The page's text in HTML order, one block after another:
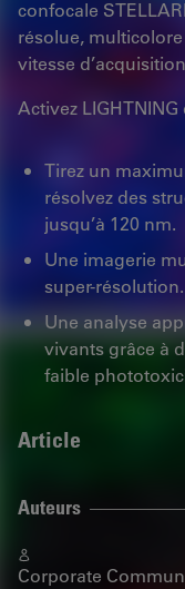
confocale
résolue,
vitesse
Activez
Tirez un
résolvez des
jusqu’à 120 nm.
Une imagerie
super-résolution.
Une analyse
vivants grâce à
faible
Article
Auteurs
Corporate